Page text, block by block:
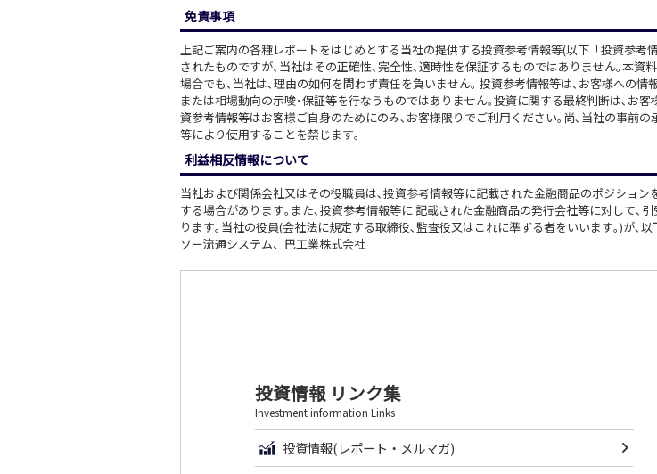
免責事項
上記ご案内の各種レポートをはじめとする当社の提供する投資参考情報等(以下「投資参
されたものですが､当社はその正確性､完全性､適時性を保証するものではありません｡本
場合でも､当社は､理由の如何を問わず責任を負いません｡ 投資参考情報等は､お客様への
または相場動向の示唆･保証等を行なうものではありません｡投資に関する最終判断は､お
資参考情報等はお客様ご自身のためにのみ､お客様限りでご利用ください｡尚､当社の事前
等により使用することを禁じます｡
利益相反情報について
当社および関係会社又はその役職員は､投資参考情報等に記載された金融商品のポジショ
する場合があります｡また､投資参考情報等に 記載された金融商品の発行会社等に対して､
ります｡当社の役員(会社法に規定する取締役､監査役又はこれに準ずる者をいいます｡)が､
ソー流通システム、巴工業株式会社
投資情報 リンク集
Investment information Links
投資情報(レポート・メルマガ)